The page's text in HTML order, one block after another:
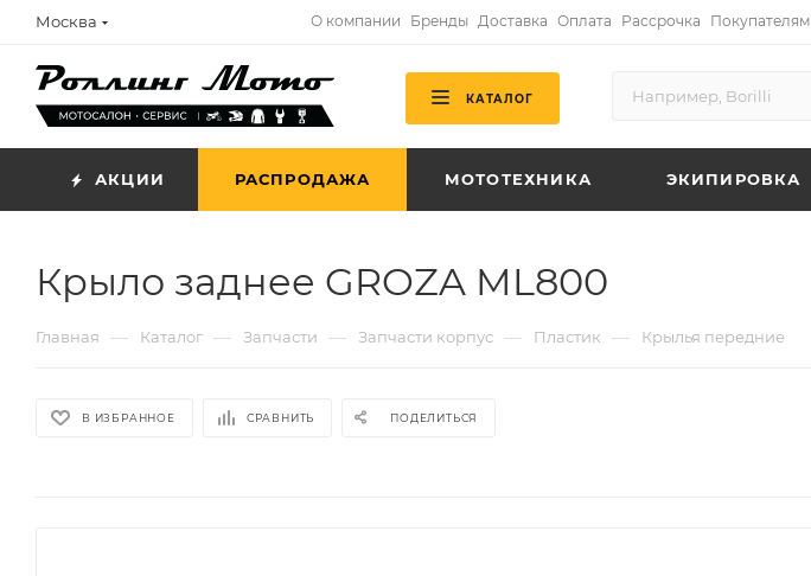
Москва О компании Бренды Доставка Оплата Рассрочка Покупателям
КАТАЛОГ
АКЦИИ РАСПРОДАЖА МОТОТЕХНИКА ЭКИПИРОВКА
Крыло заднее GROZA ML800
Главная — Каталог — Запчасти — Запчасти корпус — Пластик — Крылья передние
В ИЗБРАННОЕ СРАВНИТЬ ПОДЕЛИТЬСЯ